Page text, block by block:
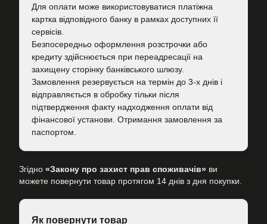
Для оплати може використовуватися платіжна
картка відповідного банку в рамках доступних її
сервісів.
Безпосередньо оформлення розстрочки або
кредиту здійснюється при переадресації на
захищену сторінку банківського шлюзу.
Замовлення резервується на термін до 3-х днів і
відправляється в обробку тільки після
підтвердження факту надходження оплати від
фінансової установи. Отримання замовлення за
паспортом.
Згідно «Закону про захист прав споживачів» ви
можете повернути товар протягом 14 днів з дня покупки.
Як повернути товар